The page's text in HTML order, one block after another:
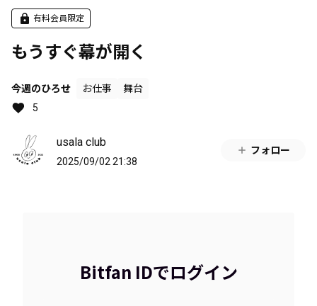
有料会員限定
もうすぐ幕が開く
今週のひろせ お仕事
舞台
5
usala club
2025/09/02 21:38
フォロー
Bitfan IDでログイン